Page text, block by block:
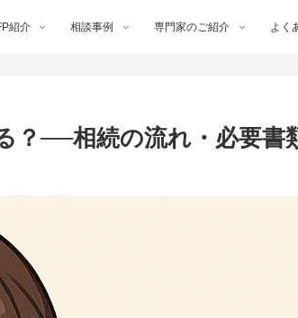
紹介 相談事例 専門家のご紹介 よく
？──相続の流れ・必要書